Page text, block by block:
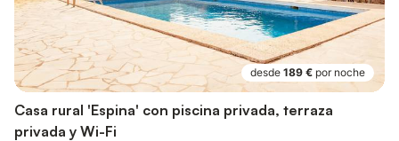
desde 189 € por noche
Casa rural 'Espina' con piscina privada, terraza
privada y Wi-Fi